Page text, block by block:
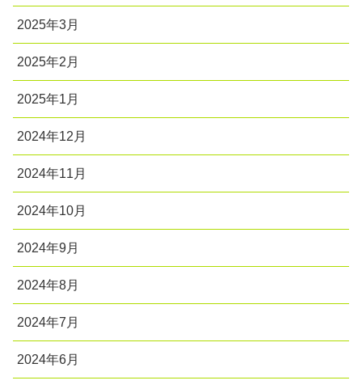
2025年3月
2025年2月
2025年1月
2024年12月
2024年11月
2024年10月
2024年9月
2024年8月
2024年7月
2024年6月